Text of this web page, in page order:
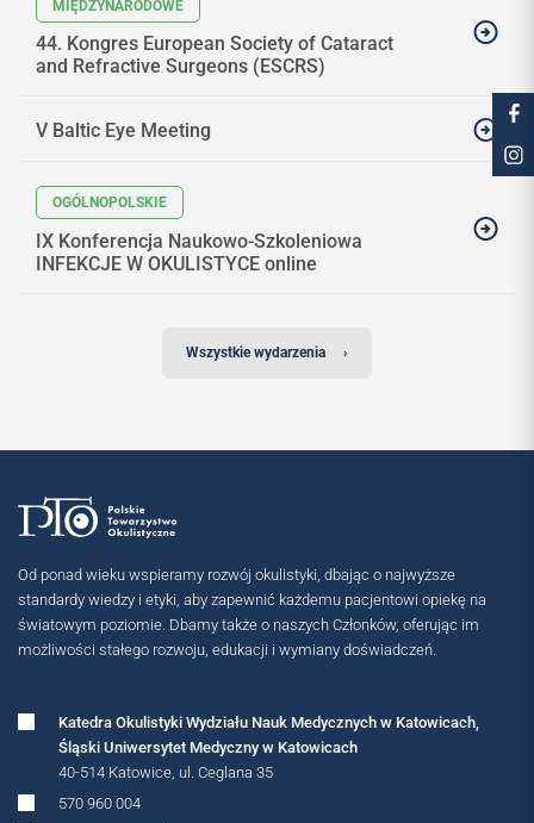
MIĘDZYNARODOWE
44. Kongres European Society of Cataract
and Refractive Surgeons (ESCRS)
V Baltic Eye Meeting
IX Konferencja Naukowo-Szkoleniowa
INFEKCJE W OKULISTYCE online
Wszystkie wydarzenia ›
Od ponad wieku wspieramy rozwój okulistyki, dbając o najwyższe
standardy wiedzy i etyki, aby zapewnić każdemu pacjentowi opiekę na
światowym poziomie. Dbamy także o naszych Członków, oferując im
możliwości stałego rozwoju, edukacji i wymiany doświadczeń.
Katedra Okulistyki Wydziału Nauk Medycznych w Katowicach,
Śląski Uniwersytet Medyczny w Katowicach
40-514 Katowice, ul. Ceglana 35
570 960 004